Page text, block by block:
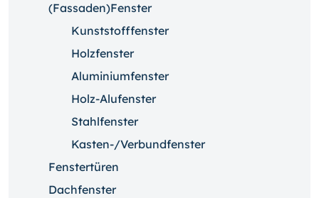
(Fassaden)Fenster
Kunststofffenster
Holzfenster
Aluminiumfenster
Holz-Alufenster
Stahlfenster
Kasten-/Verbundfenster
Fenstertüren
Dachfenster